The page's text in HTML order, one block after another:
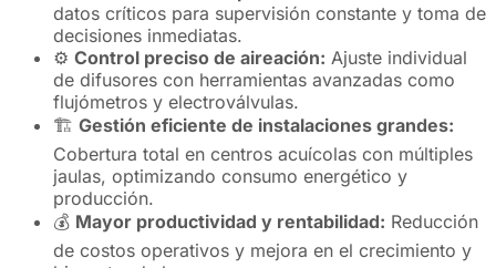
datos críticos para supervisión constante y toma de
decisiones inmediatas.
⚙️ Control preciso de aireación: Ajuste individual
de difusores con herramientas avanzadas como
flujómetros y electroválvulas.
🏗️ Gestión eficiente de instalaciones grandes:
Cobertura total en centros acuícolas con múltiples
jaulas, optimizando consumo energético y
producción.
💰 Mayor productividad y rentabilidad: Reducción
de costos operativos y mejora en el crecimiento y